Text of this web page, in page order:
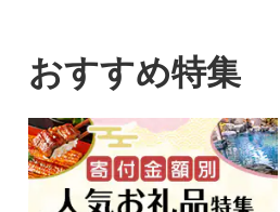
おすすめ特集